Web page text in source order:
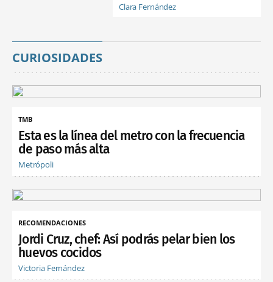
Clara Fernández
CURIOSIDADES
TMB
Esta es la línea del metro con la frecuencia
de paso más alta
Metrópoli
RECOMENDACIONES
Jordi Cruz, chef: Así podrás pelar bien los
huevos cocidos
Victoria Fernández